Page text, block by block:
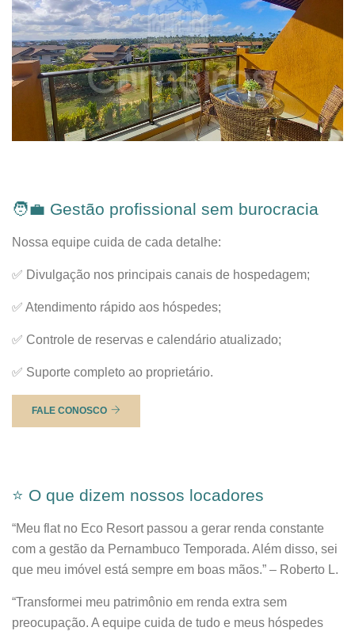
🧑‍💼 Gestão profissional sem burocracia
Nossa equipe cuida de cada detalhe:
✅ Divulgação nos principais canais de hospedagem;
✅ Atendimento rápido aos hóspedes;
✅ Controle de reservas e calendário atualizado;
✅ Suporte completo ao proprietário.
FALE CONOSCO
⭐ O que dizem nossos locadores
“Meu flat no Eco Resort passou a gerar renda constante
com a gestão da Pernambuco Temporada. Além disso, sei
que meu imóvel está sempre em boas mãos.” – Roberto L.
“Transformei meu patrimônio em renda extra sem
preocupação. A equipe cuida de tudo e meus hóspedes